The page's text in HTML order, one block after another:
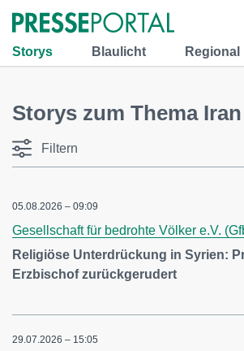
Storys Blaulicht Regional
Storys zum Thema Iran
Filtern
05.08.2026 – 09:09
Gesellschaft für bedrohte Völker e.V.
Religiöse Unterdrückung in Syrien:
Erzbischof zurückgerudert
29.07.2026 – 15:05